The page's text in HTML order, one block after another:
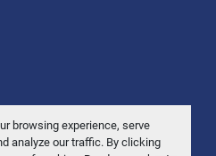
browsing experience, serve
analyze our traffic. By clicking